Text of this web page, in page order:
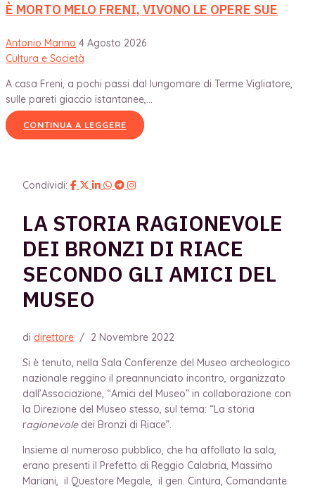
È MORTO MELO FRENI, VIVONO LE OPERE SUE
Antonio Marino 4 Agosto 2026
Cultura e Società
A casa Freni, a pochi passi dal lungomare di Terme Vigliatore,
sulle pareti giaccio istantanee,...
CONTINUA A LEGGERE
Condividi:
LA STORIA RAGIONEVOLE
DEI BRONZI DI RIACE
SECONDO GLI AMICI DEL
MUSEO
di direttore / 2 Novembre 2022
Si è tenuto, nella Sala Conferenze del Museo archeologico
nazionale reggino il preannunciato incontro, organizzato
dall’Associazione, “Amici del Museo” in collaborazione con
la Direzione del Museo stesso, sul tema: “La storia
ragionevoledei Bronzi di Riace”.
Insieme al numeroso pubblico, che ha affollato la sala,
erano presenti il Prefetto di Reggio Calabria, Massimo
Mariani, il Questore Megale, il gen. Cintura, Comandante